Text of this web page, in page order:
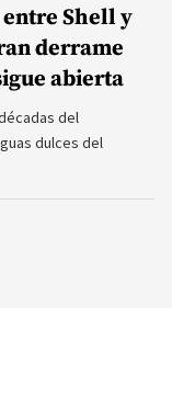
Shell y
derrame
abierta
del
dulces del